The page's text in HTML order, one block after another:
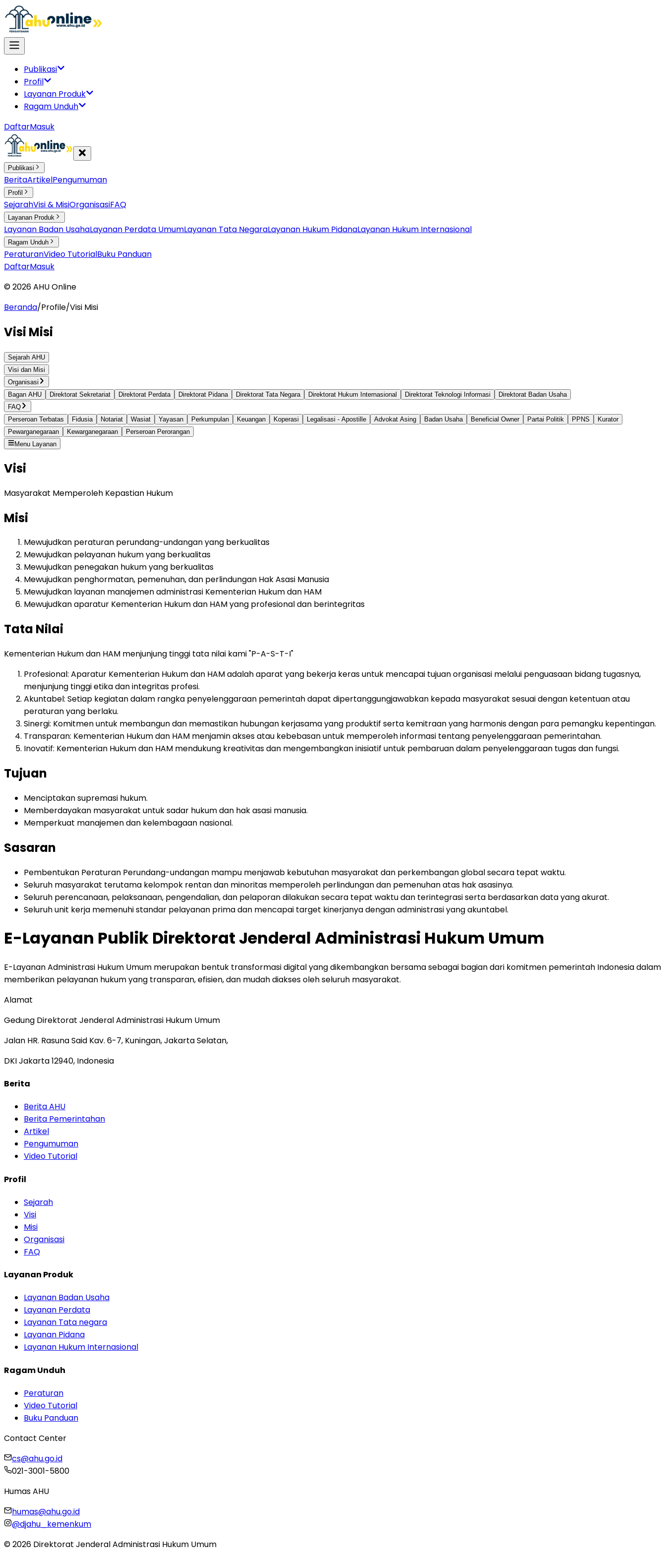
Publikasi
Profil
Layanan Produk
Ragam Unduh
DaftarMasuk
Publikasi
BeritaArtikelPengumuman
Profil
SejarahVisi & MisiOrganisasiFAQ
Layanan Produk
Layanan Badan UsahaLayanan Perdata UmumLayanan Tata NegaraLayanan Hukum PidanaLayanan Hukum Internasional
Ragam Unduh
PeraturanVideo TutorialBuku Panduan
DaftarMasuk
©2026AHU Online
Beranda/Profile/Visi Misi
Visi Misi
Sejarah AHU
Visi dan Misi
Organisasi
Bagan AHU
Direktorat Sekretariat Direktorat Perdata Direktorat Pidana Direktorat Tata Negara Direktorat Hukum Internasional Direktorat Teknologi Informasi
Direktorat Badan Usaha
FAQ
Perseroan Terbatas
Fidusia Notariat Wasiat Yayasan Perkumpulan Keuangan Koperasi Legalisasi - Apostille Advokat Asing Badan Usaha Beneficial Owner Partai Politik PPNS
Kurator
Pewarganegaraan
Kewarganegaraan
Perseroan Perorangan
Menu Layanan
Visi
Masyarakat Memperoleh Kepastian Hukum
Misi
Mewujudkan peraturan perundang-undangan yang berkualitas
Mewujudkan pelayanan hukum yang berkualitas
Mewujudkan penegakan hukum yang berkualitas
Mewujudkan penghormatan, pemenuhan, dan perlindungan Hak Asasi Manusia
Mewujudkan layanan manajemen administrasi Kementerian Hukum dan HAM
Mewujudkan aparatur Kementerian Hukum dan HAM yang profesional dan berintegritas
Tata Nilai
Kementerian Hukum dan HAM menjunjung tinggi tata nilai kami"P-A-S-T-I"
Profesional: Aparatur Kementerian Hukum dan HAM adalah aparat yang bekerja keras untuk mencapai tujuan organisasi melalui penguasaan bidang tugasnya,
menjunjung tinggi etika dan integritas profesi.
Akuntabel: Setiap kegiatan dalam rangka penyelenggaraan pemerintah dapat dipertanggungjawabkan kepada masyarakat sesuai dengan ketentuan atau
peraturan yang berlaku.
Sinergi: Komitmen untuk membangun dan memastikan hubungan kerjasama yang produktif serta kemitraan yang harmonis dengan para pemangku kepentingan.
Transparan: Kementerian Hukum dan HAM menjamin akses atau kebebasan untuk memperoleh informasi tentang penyelenggaraan pemerintahan.
Inovatif: Kementerian Hukum dan HAM mendukung kreativitas dan mengembangkan inisiatif untuk pembaruan dalam penyelenggaraan tugas dan fungsi.
Tujuan
Menciptakan supremasi hukum.
Memberdayakan masyarakat untuk sadar hukum dan hak asasi manusia.
Memperkuat manajemen dan kelembagaan nasional.
Sasaran
Pembentukan Peraturan Perundang-undangan mampu menjawab kebutuhan masyarakat dan perkembangan global secara tepat waktu.
Seluruh masyarakat terutama kelompok rentan dan minoritas memperoleh perlindungan dan pemenuhan atas hak asasinya.
Seluruh perencanaan, pelaksanaan, pengendalian, dan pelaporan dilakukan secara tepat waktu dan terintegrasi serta berdasarkan data yang akurat.
Seluruh unit kerja memenuhi standar pelayanan prima dan mencapai target kinerjanya dengan administrasi yang akuntabel.
E-Layanan Publik Direktorat Jenderal Administrasi Hukum Umum
E-Layanan Administrasi Hukum Umum merupakan bentuk transformasi digital yang dikembangkan bersama sebagai bagian dari komitmen pemerintah Indonesia dalam
memberikan pelayanan hukum yang transparan, efisien, dan mudah diakses oleh seluruh masyarakat.
Alamat
Gedung Direktorat Jenderal Administrasi Hukum Umum
Jalan HR. Rasuna Said Kav. 6-7, Kuningan, Jakarta Selatan,
DKI Jakarta 12940, Indonesia
Berita
Berita AHU
Berita Pemerintahan
Artikel
Pengumuman
Video Tutorial
Profil
Sejarah
Visi
Misi
Organisasi
FAQ
Layanan Produk
Layanan Badan Usaha
Layanan Perdata
Layanan Tata negara
Layanan Pidana
Layanan Hukum Internasional
Ragam Unduh
Peraturan
Video Tutorial
Buku Panduan
Contact Center
cs@ahu.go.id
021-3001-5800
Humas AHU
humas@ahu.go.id
@djahu_kemenkum
©2026 Direktorat Jenderal Administrasi Hukum Umum